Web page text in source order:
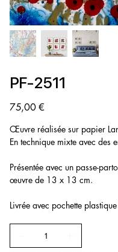
PF-2511
Prix
75,00 €
Œuvre réalisée sur papier
En technique mixte avec des
Présentée avec un passe-
œuvre de 13 x 13 cm.
Livrée avec pochette